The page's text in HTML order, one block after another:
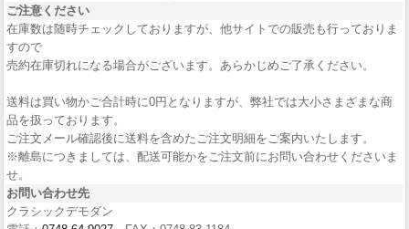
ご注意ください
在庫数は随時チェックしておりますが、他サイトでの販売も行っておりま
すので
売約在庫切れになる場合がございます。あらかじめご了承ください。
送料は買い物かご合計時に0円となりますが、弊社では大小さまざまな商
品を扱っております。
ご注文メール確認後に送料を含めたご注文明細をご案内いたします。
※離島につきましては、配送可能かをご注文前にお問い合わせくださいま
せ。
お問い合わせ先
クラシックデモダン